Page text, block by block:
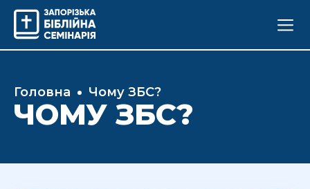
Головна Чому ЗБС?
ЧОМУ ЗБС?